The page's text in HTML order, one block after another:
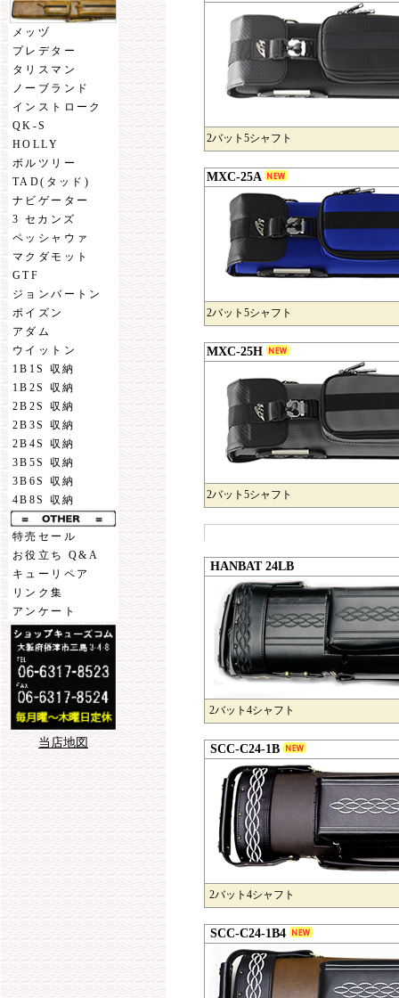
メッヅ
プレデター
タリスマン
ノーブランド
インストローク
QK-S
HOLLY
ボルツリー
TAD(タッド)
ナビゲーター
3 セカンズ
ペッシャウァ
マクダモット
GTF
ジョンバートン
ポイズン
アダム
ウイットン
1B1S 収納
1B2S 収納
2B2S 収納
2B3S 収納
2B4S 収納
3B5S 収納
3B6S 収納
4B8S 収納
特売セール
お役立ち Q&A
キューリペア
リンク集
アンケート
当店地図
2バット5シャフト
MXC-25A
2バット5シャフト
MXC-25H
2バット5シャフト
HANBAT 24LB
2バット4シャフト
SCC-C24-1B
2バット4シャフト
SCC-C24-1B4